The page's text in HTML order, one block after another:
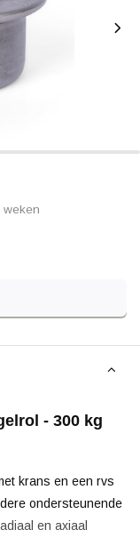
weken
- 300 kg
krans en een rvs
ondersteunende
en axiaal